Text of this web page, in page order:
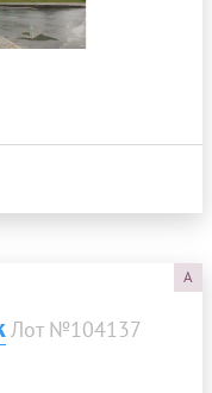
A
Лот №104137